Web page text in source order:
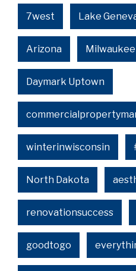
7west Lake
Arizona Milwaukee
Daymark Uptown
winterinwisconsin
North Dakota
renovationsuccess
goodtogo